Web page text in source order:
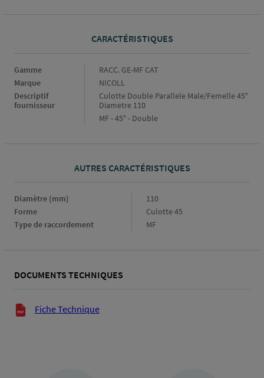
CARACTÉRISTIQUES
Caractéristiques
Gamme
RACC. GE-MF CAT
Marque
NICOLL
Descriptif
fournisseur
Culotte Double Parallele Male/Femelle 45°
Diametre 110
MF - 45° - Double
AUTRES CARACTÉRISTIQUES
Diamètre (mm)
Diamètre
(mm)
110
Forme
Forme
Culotte 45
Type de raccordement
Type
MF
DOCUMENTS TECHNIQUES
Documents techniques
Fiche Technique